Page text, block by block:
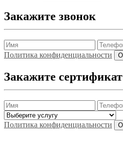
Закажите звонок
Политика конфиденциальности
Закажите сертификат
Политика конфиденциальности